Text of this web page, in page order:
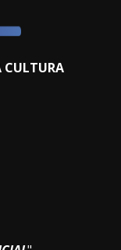
CULTURA